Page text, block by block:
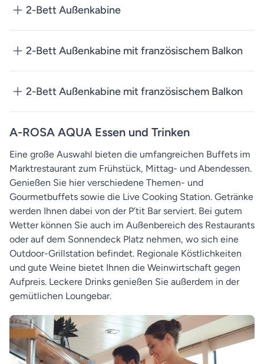
2-Bett Außenkabine
2-Bett Außenkabine mit französischem Balkon
2-Bett Außenkabine mit französischem Balkon
A-ROSA AQUA Essen und Trinken
Eine große Auswahl bieten die umfangreichen Buffets im
Marktrestaurant zum Frühstück, Mittag- und Abendessen.
Genießen Sie hier verschiedene Themen- und
Gourmetbuffets sowie die Live Cooking Station. Getränke
werden Ihnen dabei von der P’tit Bar serviert. Bei gutem
Wetter können Sie auch im Außenbereich des Restaurants
oder auf dem Sonnendeck Platz nehmen, wo sich eine
Outdoor-Grillstation befindet. Regionale Köstlichkeiten
und gute Weine bietet Ihnen die Weinwirtschaft gegen
Aufpreis. Leckere Drinks genießen Sie außerdem in der
gemütlichen Loungebar.